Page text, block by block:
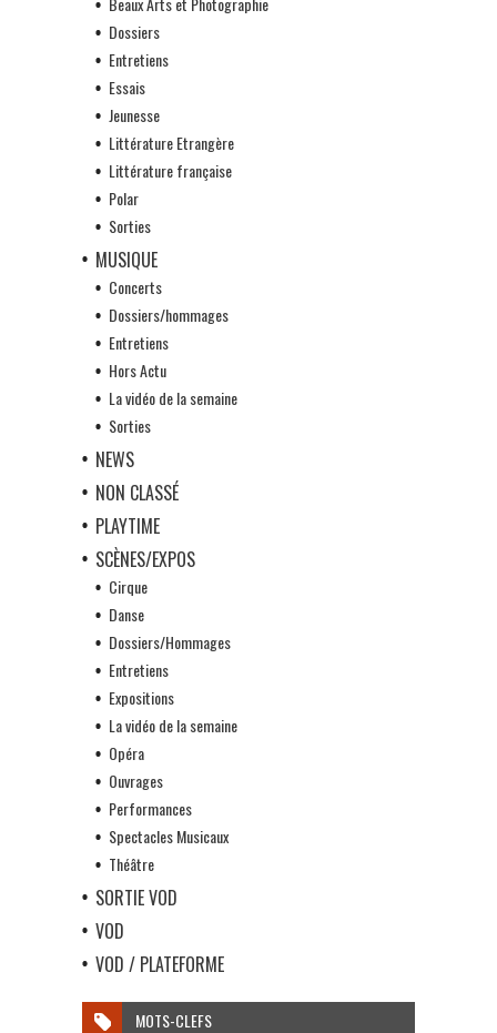
Dossiers
Entretiens
Essais
Jeunesse
Littérature Etrangère
Littérature française
Polar
Sorties
MUSIQUE
Concerts
Dossiers/hommages
Entretiens
Hors Actu
La vidéo de la semaine
Sorties
NEWS
NON CLASSÉ
PLAYTIME
SCÈNES/EXPOS
Cirque
Danse
Dossiers/Hommages
Entretiens
Expositions
La vidéo de la semaine
Opéra
Ouvrages
Performances
Spectacles Musicaux
Théâtre
SORTIE VOD
VOD
VOD / PLATEFORME
MOTS-CLEFS